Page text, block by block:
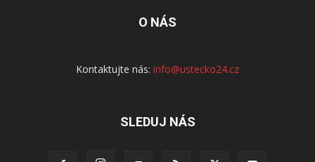
O NÁS
Kontaktujte nás: info@ustecko24.cz
SLEDUJ NÁS